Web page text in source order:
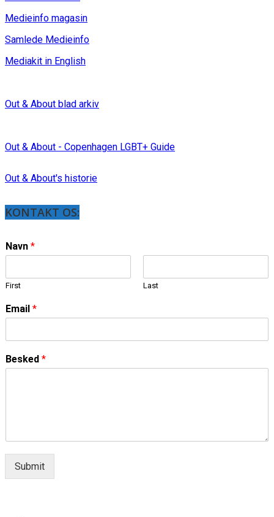
Medieinfo magasin
Samlede Medieinfo
Mediakit in English
Out & About blad arkiv
Out & About - Copenhagen LGBT+ Guide
Out & About's historie
KONTAKT OS:
Navn *
First Last
Email *
Besked *
Submit